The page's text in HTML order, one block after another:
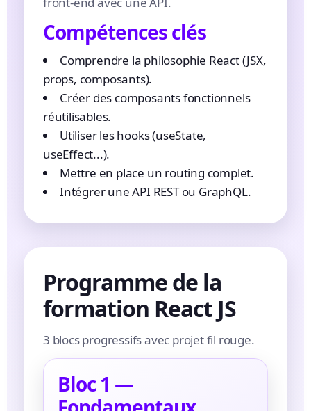
Compétences clés
Comprendre la philosophie React (JSX,
props, composants).
Créer des composants fonctionnels
réutilisables.
Utiliser les hooks (useState,
useEffect...).
Mettre en place un routing complet.
Intégrer une API REST ou GraphQL.
Programme de la
formation React JS
3 blocs progressifs avec projet fil rouge.
Bloc 1 —